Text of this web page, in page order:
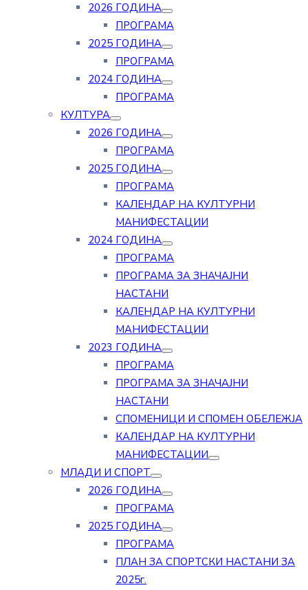
2026 ГОДИНА
ПРОГРАМА
2025 ГОДИНА
ПРОГРАМА
2024 ГОДИНА
ПРОГРАМА
КУЛТУРА
2026 ГОДИНА
ПРОГРАМА
2025 ГОДИНА
ПРОГРАМА
КАЛЕНДАР НА КУЛТУРНИ
МАНИФЕСТАЦИИ
2024 ГОДИНА
ПРОГРАМА
ПРОГРАМА ЗА ЗНАЧАЈНИ
НАСТАНИ
КАЛЕНДАР НА КУЛТУРНИ
МАНИФЕСТАЦИИ
2023 ГОДИНА
ПРОГРАМА
ПРОГРАМА ЗА ЗНАЧАЈНИ
НАСТАНИ
СПОМЕНИЦИ И СПОМЕН ОБЕЛЕЖЈА
КАЛЕНДАР НА КУЛТУРНИ
МАНИФЕСТАЦИИ
МЛАДИ И СПОРТ
2026 ГОДИНА
ПРОГРАМА
2025 ГОДИНА
ПРОГРАМА
ПЛАН ЗА СПОРТСКИ НАСТАНИ ЗА
2025г.